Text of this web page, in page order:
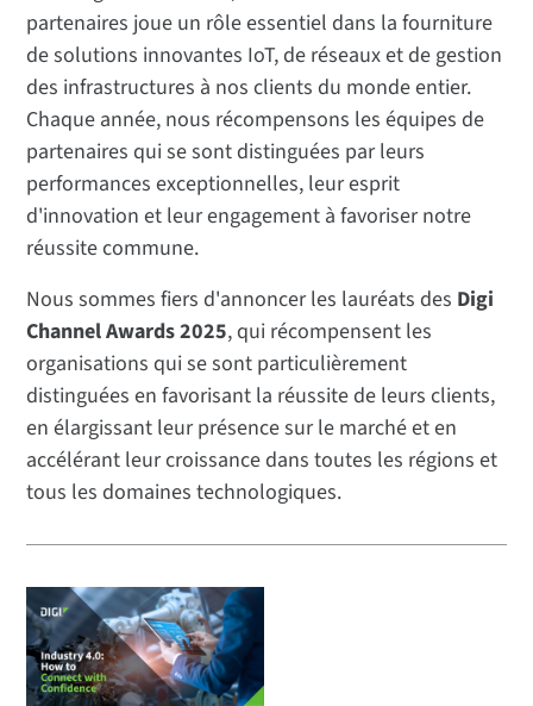
partenaires joue un rôle essentiel dans la fourniture
de solutions innovantes IoT, de réseaux et de gestion
des infrastructures à nos clients du monde entier.
Chaque année, nous récompensons les équipes de
partenaires qui se sont distinguées par leurs
performances exceptionnelles, leur esprit
d'innovation et leur engagement à favoriser notre
réussite commune.
Nous sommes fiers d'annoncer les lauréats des Digi
Channel Awards 2025, qui récompensent les
organisations qui se sont particulièrement
distinguées en favorisant la réussite de leurs clients,
en élargissant leur présence sur le marché et en
accélérant leur croissance dans toutes les régions et
tous les domaines technologiques.